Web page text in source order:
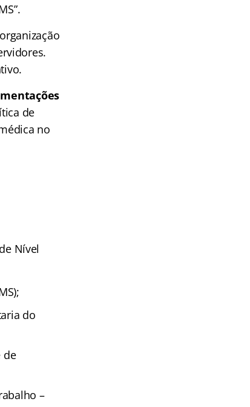
de
no
Nível
do
de
–